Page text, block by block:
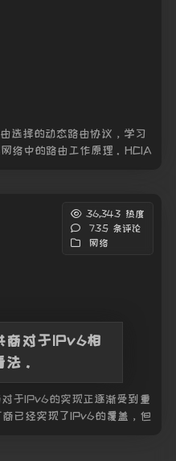
选择的动态路由协议，学习
络中的路由工作原理。HCIA
36,343 热度
735 条评论
网络
商对于IPv6相
。
于IPv6的实现正逐渐受到重
已经实现了IPv6的覆盖，但